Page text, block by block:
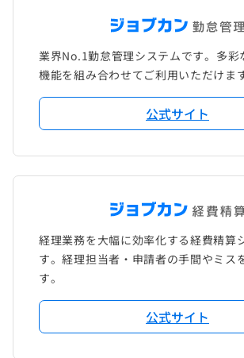
業界No.1勤怠管理システムです。多彩
機能を組み合わせてご利用いただけま
公式サイト
経理業務を大幅に効率化する経費精算
す。経理担当者・申請者の手間やミス
す。
公式サイト